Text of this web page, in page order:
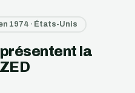
1974 · États-Unis
la